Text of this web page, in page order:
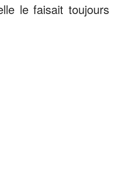
le faisait toujours